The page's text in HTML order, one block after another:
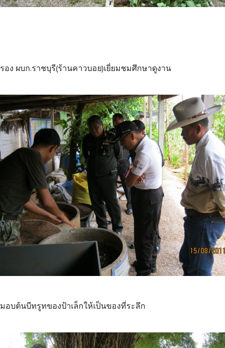
รอง ผบก.ราชบุรี(ร้านคาวบอย)เยี่ยมชมศึกษาดูงาน
มอบต้นบีทรูทของป้าเล็กให้เป็นของที่ระลึก